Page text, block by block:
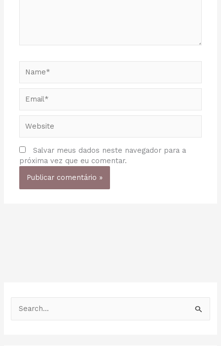
Salvar meus dados neste navegador para a
próxima vez que eu comentar.